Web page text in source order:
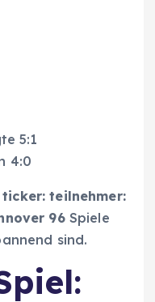
5:1
4:0
ticker: teilnehmer:
96Spiele
sind.